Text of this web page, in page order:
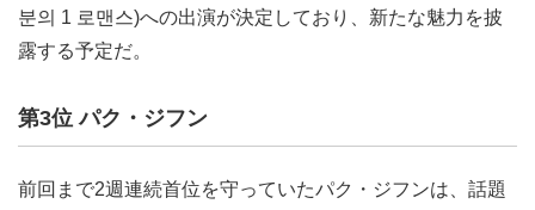
분의 1 로맨스)への出演が決定しており、新たな魅力を披
露する予定だ。
第3位 パク・ジフン
前回まで2週連続首位を守っていたパク・ジフンは、話題